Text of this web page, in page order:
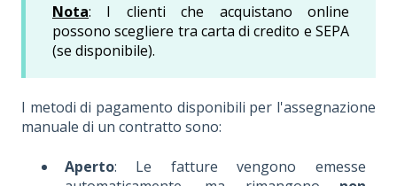
Nota: I clienti che acquistano online
possono scegliere tra carta di credito e SEPA
(se disponibile).
I metodi di pagamento disponibili per l'assegnazione
manuale di un contratto sono:
Aperto: Le fatture vengono emesse